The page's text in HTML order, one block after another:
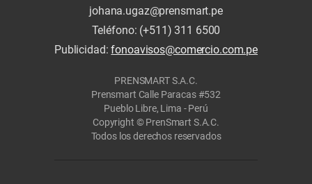
johana.ugaz@prensmart.pe
Teléfono: (+511) 311 6500
Publicidad:fonoavisos@comercio.com.pe
PRENSMART S.A.C.
Prensmart Calle Paracas #532
Pueblo Libre, Lima - Perú
Copyright © PrenSmart S.A.C.
Todos los derechos reservados